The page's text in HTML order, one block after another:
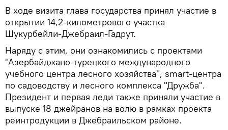
В ходе визита глава государства принял участие в
открытии 14,2-километрового участка
Шукурбейли-Джебраил-Гадрут.
Наряду с этим, они ознакомились с проектами
"Азербайджано-турецкого международного
учебного центра лесного хозяйства", smart-центра
по садоводству и лесного комплекса "Дружба".
Президент и первая леди также приняли участие в
выпуске 18 джейранов на волю в рамках проекта
реинтродукции в Джебраильском районе.